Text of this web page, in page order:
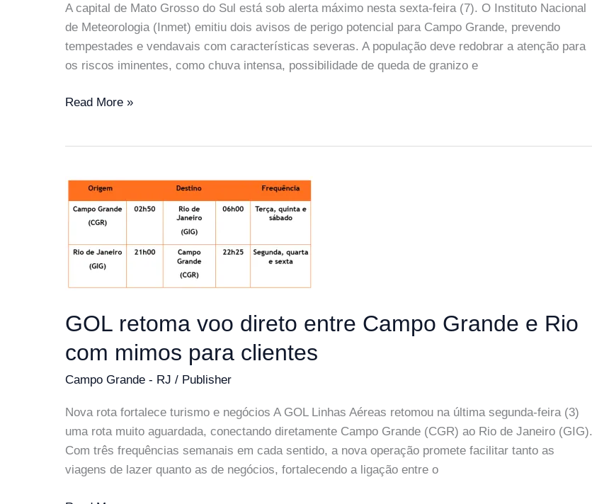
A capital de Mato Grosso do Sul está sob alerta máximo nesta sexta-feira (7). O Instituto Nacional
de Meteorologia (Inmet) emitiu dois avisos de perigo potencial para Campo Grande, prevendo
tempestades e vendavais com características severas. A população deve redobrar a atenção para
os riscos iminentes, como chuva intensa, possibilidade de queda de granizo e
Campo
tempestades
e
ventos
ameaçam
cidade
Read More »
GOL retoma voo direto entre Campo Grande e Rio
com mimos para clientes
Campo Grande - RJ / Publisher
Nova rota fortalece turismo e negócios A GOL Linhas Aéreas retomou na última segunda-feira (3)
uma rota muito aguardada, conectando diretamente Campo Grande (CGR) ao Rio de Janeiro (GIG).
Com três frequências semanais em cada sentido, a nova operação promete facilitar tanto as
viagens de lazer quanto as de negócios, fortalecendo a ligação entre o